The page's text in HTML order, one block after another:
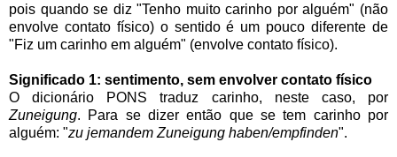
pois quando se diz "Tenho muito carinho por alguém" (não
envolve contato físico) o sentido é um pouco diferente de
"Fiz um carinho em alguém" (envolve contato físico).
Significado 1: sentimento, sem envolver contato físico
O dicionário PONS traduz carinho, neste caso, por
Zuneigung. Para se dizer então que se tem carinho por
alguém: "zu jemandem Zuneigung haben/empfinden".